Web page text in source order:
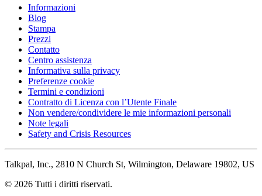
Informazioni
Blog
Stampa
Prezzi
Contatto
Centro assistenza
Informativa sulla privacy
Preferenze cookie
Termini e condizioni
Contratto di Licenza con l’Utente Finale
Non vendere/condividere le mie informazioni personali
Note legali
Safety and Crisis Resources
Talkpal, Inc., 2810 N Church St, Wilmington, Delaware 19802, US
© 2026 Tutti i diritti riservati.